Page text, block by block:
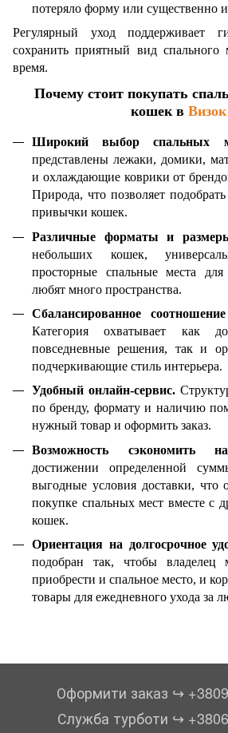
потеряло форму или существенно
Регулярный уход поддерживает
сохранить приятный вид спального
время.
Почему стоит покупать
кошек в Визок
Широкий выбор спальных
представлены лежаки, домики,
и охлаждающие коврики от
Природа, что позволяет
привычки кошек.
Различные форматы и
небольших кошек,
просторные спальные места
любят много пространства.
Сбалансированное
Категория охватывает как
повседневные решения, так и
подчеркивающие стиль интерьера.
Удобный онлайн-сервис.
по бренду, формату и наличию
нужный товар и оформить заказ.
Возможность сэкономить
достижении определенной
выгодные условия доставки, что
покупке спальных мест вместе с
кошек.
Ориентация на долгосрочное
подобран так, чтобы
приобрести и спальное место, и
товары для ежедневного ухода за
Оформити заказ ↪︎
Служба турботи ↪︎